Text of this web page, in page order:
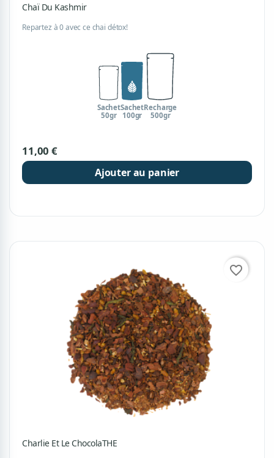
Chaï Du Kashmir
Repartez à 0 avec ce chai détox!
Sachet
50gr
Sachet
100gr
Recharge
500gr
11,00 €
Ajouter au panier
Charlie Et Le ChocolaTHE
favorite_border